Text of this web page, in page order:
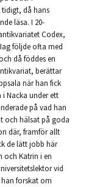
tidigt, då hans
läsa. I 20-
Codex,
följde ofta med
då föddes en
berättar
när han fick
Nacka under ett
på vad han
och hälsat på goda
där, framför allt
de lätt jobb här
och Katrin i en
vid
forskat om